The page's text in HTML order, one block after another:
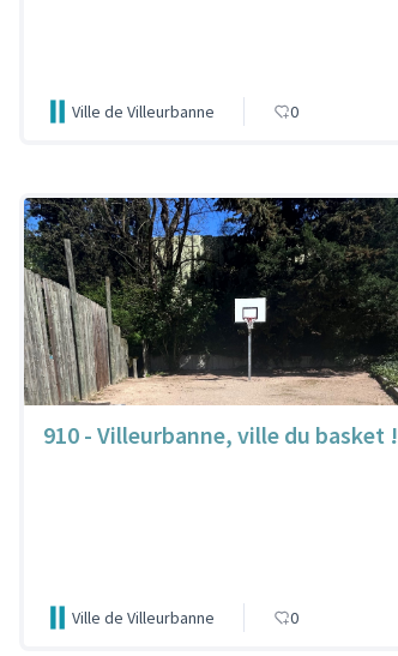
Ville de Villeurbanne 0
910 - Villeurbanne, ville du basket !
Ville de Villeurbanne 0